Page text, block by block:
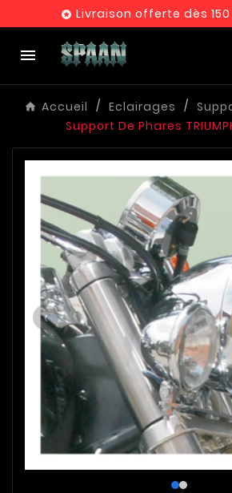
 Livraison offerte dès

Accueil Eclairages
Support De Phares
‹